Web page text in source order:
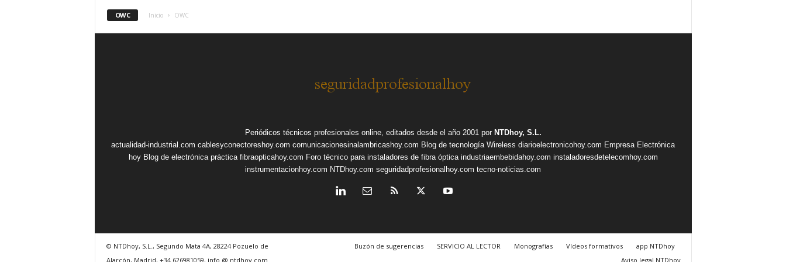
OWC Inicio OWC
Periódicos técnicos profesionales online, editados desde el año 2001 por NTDhoy, S.L.
actualidad-industrial.com cablesyconectoreshoy.com comunicacionesinalambricashoy.com Blog de tecnología Wireless diarioelectronicohoy.com Empresa Electrónica
hoy Blog de electrónica práctica fibraopticahoy.com Foro técnico para instaladores de fibra óptica industriaembebidahoy.com instaladoresdetelecomhoy.com
instrumentacionhoy.com NTDhoy.com seguridadprofesionalhoy.com tecno-noticias.com
Buzón de sugerencias SERVICIO AL LECTOR Monografías Vídeos formativos
app NTDhoy
Aviso legal NTDhoy
© NTDhoy, S.L., Segundo Mata 4A, 28224 Pozuelo de
Alarcón, Madrid, +34 626981059, info @ ntdhoy.com